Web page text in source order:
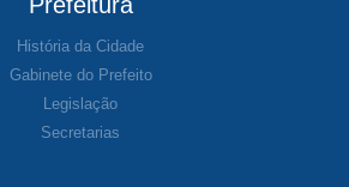
História da Cidade
Gabinete do Prefeito
Legislação
Secretarias